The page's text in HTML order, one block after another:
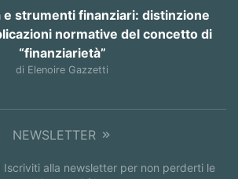
strumenti finanziari: distinzione
normative del concetto di
“finanziarietà”
di Elenoire Gazzetti
NEWSLETTER
Iscriviti alla newsletter per non perderti le